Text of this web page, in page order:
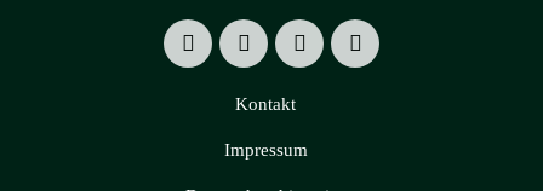
Kontakt
Impressum